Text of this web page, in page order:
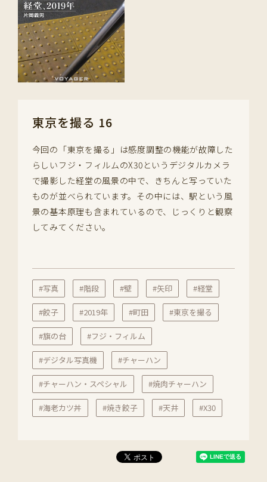
東京を撮る 16
今回の「東京を撮る」は感度調整の機能が故障した
らしいフジ・フィルムのX30というデジタルカメラ
で撮影した経堂の風景の中で、きちんと写っていた
ものが並べられています。その中には、駅という風
景の基本原理も含まれているので、じっくりと観察
してみてください。
#写真 #階段 #壁 #矢印 #経堂
#餃子 #2019年 #町田 #東京を撮る
#旗の台 #フジ・フィルム
#デジタル写真機 #チャーハン
#チャーハン・スペシャル #焼肉チャーハン
#海老カツ丼 #焼き餃子 #天井 #X30